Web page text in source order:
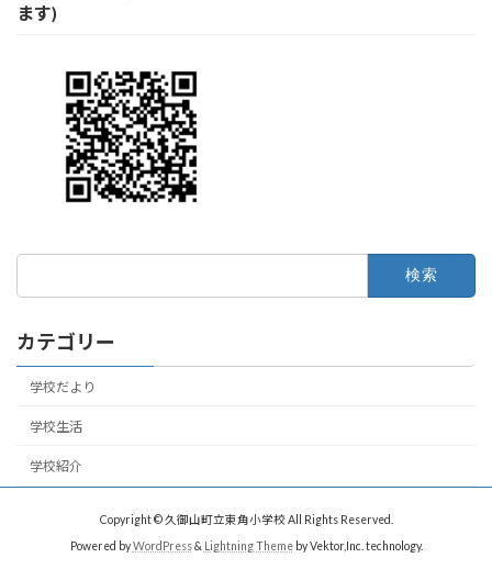
ます)
カテゴリー
学校だより
学校生活
学校紹介
Copyright © 久御山町立東角小学校 All Rights Reserved.
Powered byWordPress& Lightning Themeby Vektor,Inc. technology.